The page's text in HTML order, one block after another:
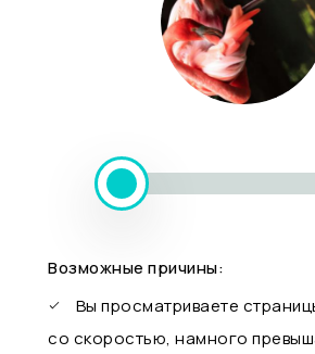
Возможные причины:
Вы просматриваете
со скоростью, намного